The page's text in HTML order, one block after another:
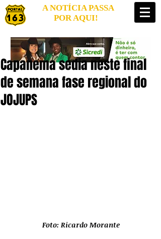
A NOTÍCIA PASSA
POR AQUI!
Capanema sedia neste final
de semana fase regional do
JOJUPS
Foto: Ricardo Morante